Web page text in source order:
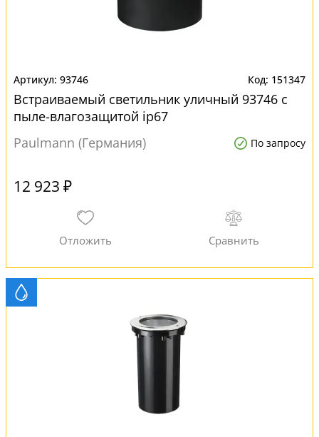
93746 151347
Встраиваемый светильник уличный 93746 с
пыле-влагозащитой ip67
Paulmann (Германия)
По запросу
12 923 ₽